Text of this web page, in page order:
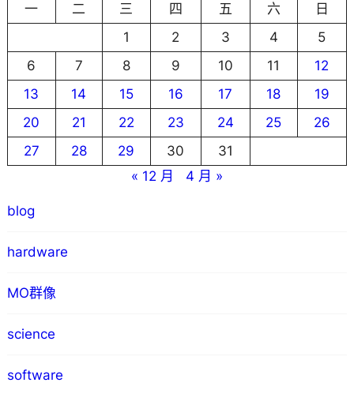
一
二 三 四 五 六
日
1
2 3 4
5
6
7 8 9 10 11
12
13
14 15 16 17 18
19
20
21 22 23 24 25
26
27
28 29 30
31
« 12 月
4 月 »
blog
hardware
MO群像
science
software